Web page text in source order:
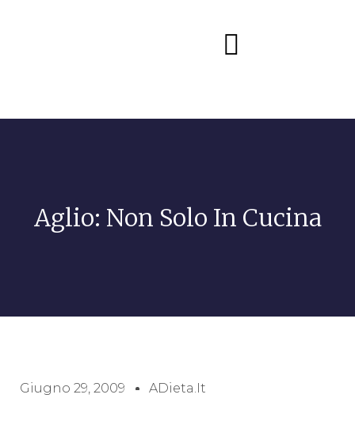
Aglio: Non Solo In Cucina
Giugno 29, 2009 ADieta.it